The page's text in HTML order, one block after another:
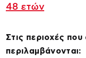
48 ετών
Στις περιοχές
περιλαμβάνονται: